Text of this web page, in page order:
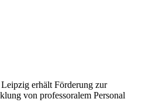
erhält Förderung zur
von professoralem Personal